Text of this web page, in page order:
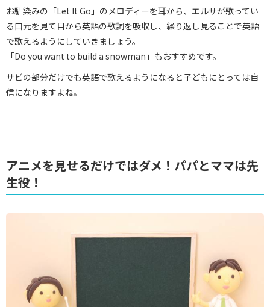
お馴染みの「Let It Go」のメロディーを耳から、エルサが歌ってい
る口元を見て目から英語の歌詞を吸収し、繰り返し見ることで英語
で歌えるようにしていきましょう。
「Do you want to build a snowman」もおすすめです。
サビの部分だけでも英語で歌えるようになると子どもにとっては自
信になりますよね。
アニメを見せるだけではダメ！パパとママは先
生役！